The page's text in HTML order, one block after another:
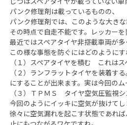
パンク修理剤は載っているものの、
パンク修理剤では、このような大きな
その時点で自走不能です。レッカーを
最近ではスペアタイヤ非搭載車両が多
この様な事態を防ぐにはどのようにす
（１）スペアタイヤを積む これは
（２）ランフラットタイヤを装着
にすることが出来ます。実は今回の
（３）ＴＰＭＳ タイヤ空気圧監視シ
今回のようにイッキに空気が抜けて
徐々に空気漏れを起こす状態であれ